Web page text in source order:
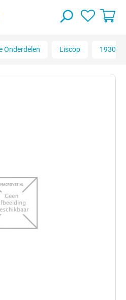
Onderdelen Liscop